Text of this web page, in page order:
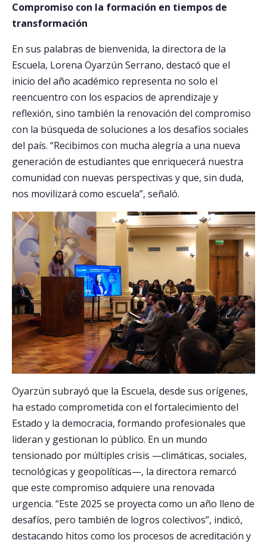
Compromiso con la formación en tiempos de
transformación
En sus palabras de bienvenida, la directora de la
Escuela, Lorena Oyarzún Serrano, destacó que el
inicio del año académico representa no solo el
reencuentro con los espacios de aprendizaje y
reflexión, sino también la renovación del compromiso
con la búsqueda de soluciones a los desafíos sociales
del país. “Recibimos con mucha alegría a una nueva
generación de estudiantes que enriquecerá nuestra
comunidad con nuevas perspectivas y que, sin duda,
nos movilizará como escuela”, señaló.
Oyarzún subrayó que la Escuela, desde sus orígenes,
ha estado comprometida con el fortalecimiento del
Estado y la democracia, formando profesionales que
lideran y gestionan lo público. En un mundo
tensionado por múltiples crisis —climáticas, sociales,
tecnológicas y geopolíticas—, la directora remarcó
que este compromiso adquiere una renovada
urgencia. “Este 2025 se proyecta como un año lleno de
desafíos, pero también de logros colectivos”, indicó,
destacando hitos como los procesos de acreditación y